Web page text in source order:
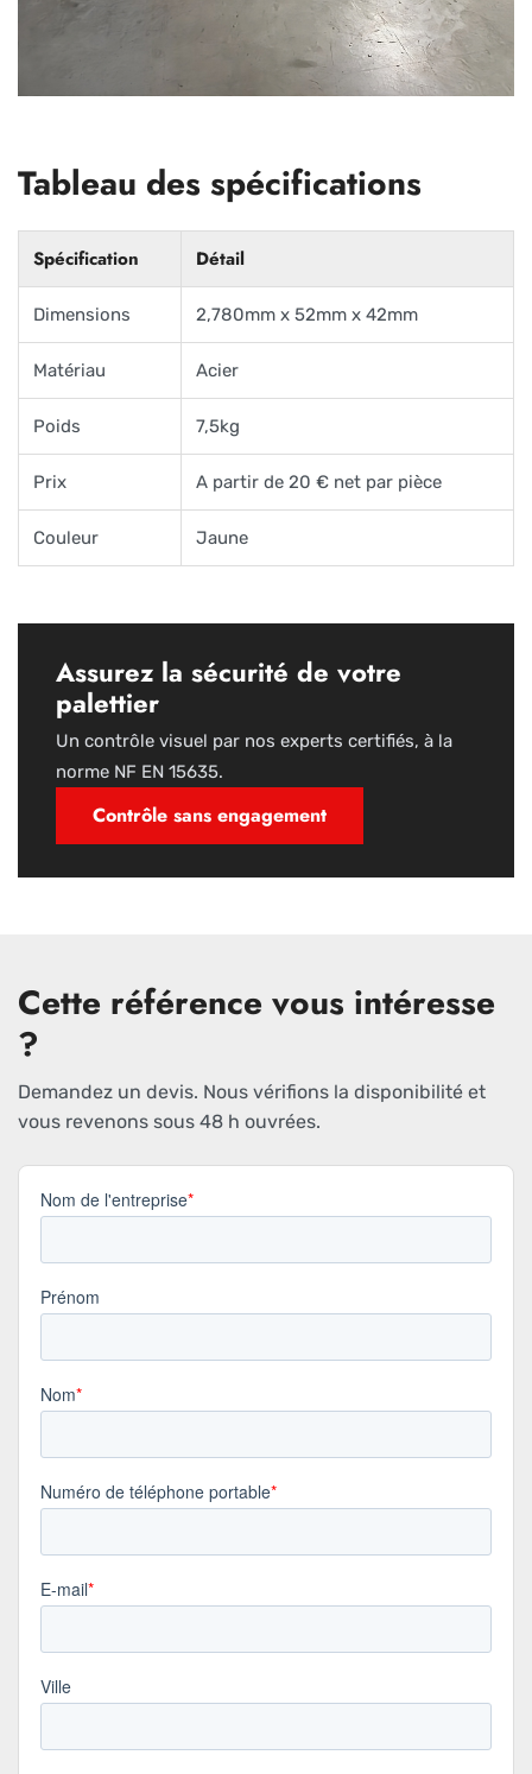
Tableau des spécifications
Spécification Détail
Dimensions 2,780mm x 52mm x 42mm
Matériau Acier
Poids 7,5kg
Prix A partir de 20 € net par pièce
Couleur Jaune
Assurez la sécurité de votre
palettier
Un contrôle visuel par nos experts certifiés, à la
norme NF EN 15635.
Contrôle sans engagement
Cette référence vous intéresse
?
Demandez un devis. Nous vérifions la disponibilité et
vous revenons sous 48 h ouvrées.